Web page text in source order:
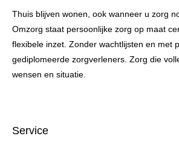
Thuis blijven wonen, ook wanneer u zorg
Omzorg staat persoonlijke zorg op maat
flexibele inzet. Zonder wachtlijsten en met
gediplomeerde zorgverleners. Zorg die
wensen en situatie.
Service